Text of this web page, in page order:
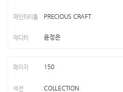
PRECIOUS CRAFT
윤정은
150
COLLECTION